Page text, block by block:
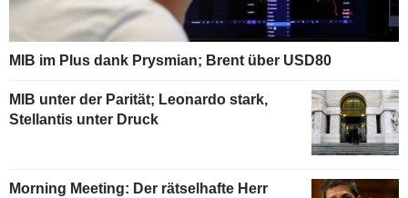
MIB im Plus dank Prysmian; Brent über USD80
MIB unter der Parität; Leonardo stark,
Stellantis unter Druck
Morning Meeting: Der rätselhafte Herr